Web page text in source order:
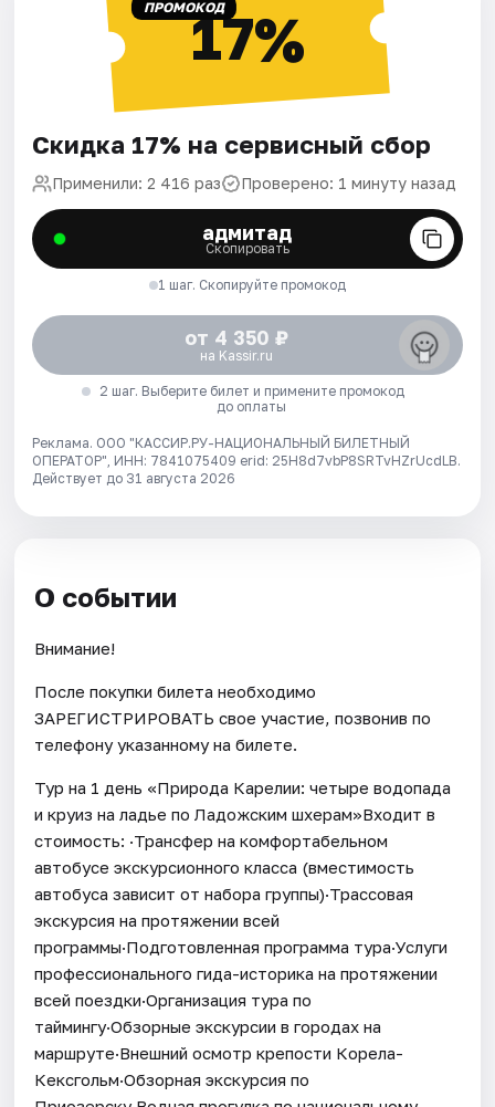
ПРОМОКОД17%
Скидка 17% на сервисный сбор
Применили: 2 416 раз Проверено: 1 минуту назад
адмитад
Скопировать
1 шаг. Скопируйте промокод
от 4 350 ₽
на Kassir.ru
2 шаг. Выберите билет и примените промокод
до оплаты
Реклама. ООО "КАССИР.РУ-НАЦИОНАЛЬНЫЙ БИЛЕТНЫЙ
ОПЕРАТОР", ИНН: 7841075409 erid: 25H8d7vbP8SRTvHZrUcdLB.
Действует до 31 августа 2026
О событии
Внимание!
После покупки билета необходимо
ЗАРЕГИСТРИРОВАТЬ свое участие, позвонив по
телефону указанному на билете.
Тур на 1 день «Природа Карелии: четыре водопада
и круиз на ладье по Ладожским шхерам»Входит в
стоимость: ·Трансфер на комфортабельном
автобусе экскурсионного класса (вместимость
автобуса зависит от набора группы)·Трассовая
экскурсия на протяжении всей
программы·Подготовленная программа тура·Услуги
профессионального гида-историка на протяжении
всей поездки·Организация тура по
таймингу·Обзорные экскурсии в городах на
маршруте·Внешний осмотр крепости Корела-
Кексгольм·Обзорная экскурсия по